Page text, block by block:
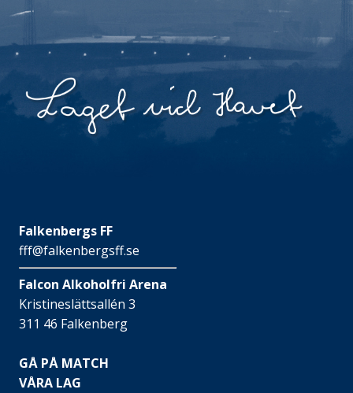
Falkenbergs FF
fff@falkenbergsff.se
Falcon Alkoholfri Arena
Kristineslättsallén 3
311 46 Falkenberg
GÅ PÅ MATCH
VÅRA LAG